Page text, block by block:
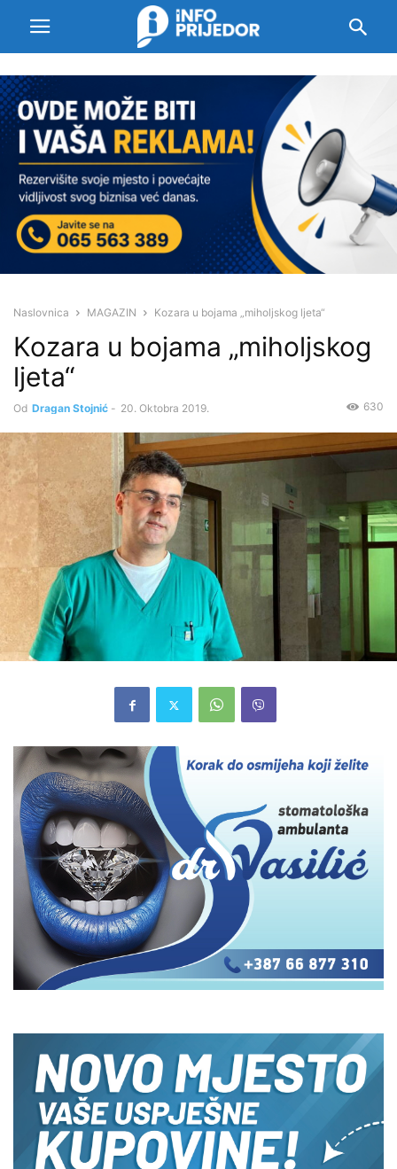
Naslovnica MAGAZIN Kozara u bojama „miholjskog ljeta“
Kozara u bojama „miholjskog
ljeta“
Od Dragan Stojnić - 20. Oktobra 2019. 630